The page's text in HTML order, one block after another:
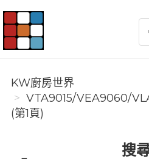
KW廚房世界
KW廚房世界
VTA9015/VEA9060/
(第1頁)
搜